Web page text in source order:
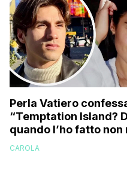
Perla Vatiero
“Temptation Island?
quando l’ho fatto non
a guardarlo perché…”
CAROLA